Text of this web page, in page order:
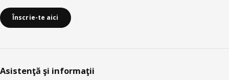
Înscrie-te aici
Asistenţă şi informaţii